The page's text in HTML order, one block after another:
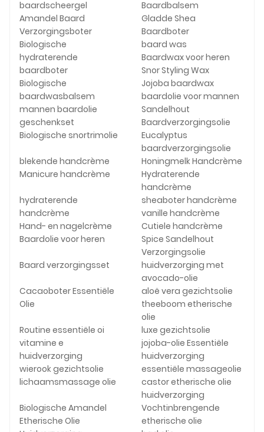
baardscheergel
Baardbalsem
Amandel Baard
Verzorgingsboter
Gladde Shea
Baardboter
Biologische
hydraterende
baardboter
baard was
Baardwax voor heren
Snor Styling Wax
Biologische
baardwasbalsem
Jojoba baardwax
baardolie voor mannen
mannen baardolie
geschenkset
Sandelhout
Baardverzorgingsolie
Biologische snortrimolie
Eucalyptus
baardverzorgingsolie
blekende handcrème
Honingmelk Handcrème
Manicure handcrème
Hydraterende
handcrème
hydraterende
handcrème
sheaboter handcrème
vanille handcrème
Hand- en nagelcrème
Cutiele handcrème
Baardolie voor heren
Spice Sandelhout
Verzorgingsolie
Baard verzorgingsset
huidverzorging met
avocado-olie
Cacaoboter Essentiële
Olie
aloë vera gezichtsolie
theeboom etherische
olie
Routine essentiële oi
luxe gezichtsolie
vitamine e
huidverzorging
jojoba-olie Essentiële
huidverzorging
wierook gezichtsolie
essentiële massageolie
lichaamsmassage olie
castor etherische olie
huidverzorging
Biologische Amandel
Etherische Olie
Vochtinbrengende
etherische olie